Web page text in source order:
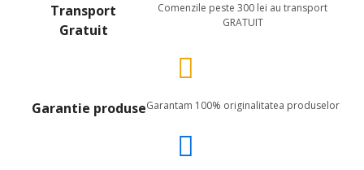
Transport
Gratuit
Comenzile peste 300 lei au transport
GRATUIT
Garantie produseGarantam 100% originalitatea produselor